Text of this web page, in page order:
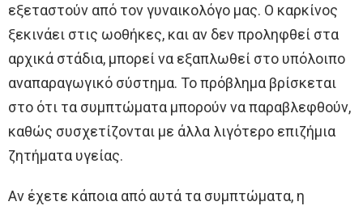
εξεταστούν από τον γυναικολόγο μας. Ο καρκίνος
ξεκινάει στις ωοθήκες, και αν δεν προληφθεί στα
αρχικά στάδια, μπορεί να εξαπλωθεί στο υπόλοιπο
αναπαραγωγικό σύστημα. Το πρόβλημα βρίσκεται
στο ότι τα συμπτώματα μπορούν να παραβλεφθούν,
καθώς συσχετίζονται με άλλα λιγότερο επιζήμια
ζητήματα υγείας.
Αν έχετε κάποια από αυτά τα συμπτώματα, η